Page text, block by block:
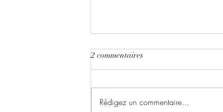
✨ Le Basculement !
2 commentaires
Rédigez un commentaire...